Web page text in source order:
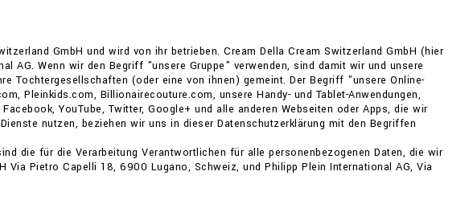
GmbH und wird von ihr betrieben. Cream Della Cream Switzerland GmbH (hier
AG. Wenn wir den Begriff "unsere Gruppe" verwenden, sind damit wir und unsere
Tochtergesellschaften (oder eine von ihnen) gemeint. Der Begriff "unsere Online-
Pleinkids.com, Billionairecouture.com, unsere Handy- und Tablet-Anwendungen,
YouTube, Twitter, Google+ und alle anderen Webseiten oder Apps, die wir
nutzen, beziehen wir uns in dieser Datenschutzerklärung mit den Begriffen
die für die Verarbeitung Verantwortlichen für alle personenbezogenen Daten, die wir
Via Pietro Capelli 18, 6900 Lugano, Schweiz, und Philipp Plein International AG, Via